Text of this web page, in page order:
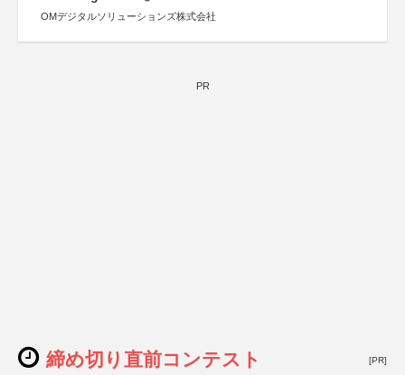
OMデジタルソリューションズ株式会社
PR
締め切り直前コンテスト [PR]